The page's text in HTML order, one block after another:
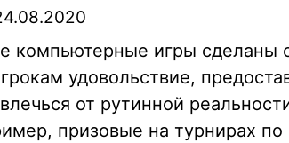
компьютерные игры сделаны
удовольствие,
от рутинной
призовые на турнирах